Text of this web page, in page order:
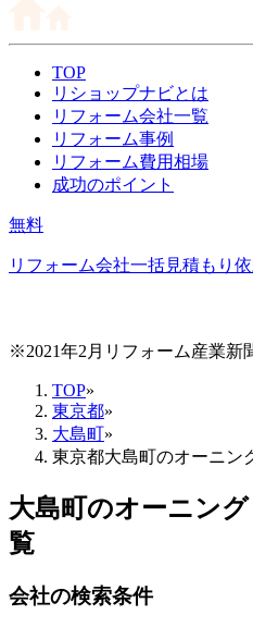
TOP
リショップナビとは
リフォーム会社一覧
リフォーム事例
リフォーム費用相場
成功のポイント
無料
リフォーム会社一括見積もり
※2021年2月リフォーム産業新
TOP»
東京都»
大島町»
東京都大島町のオーニン
大島町のオーニン
覧
会社の検索条件